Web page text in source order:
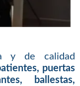
y de calidad
puertas
ballestas,